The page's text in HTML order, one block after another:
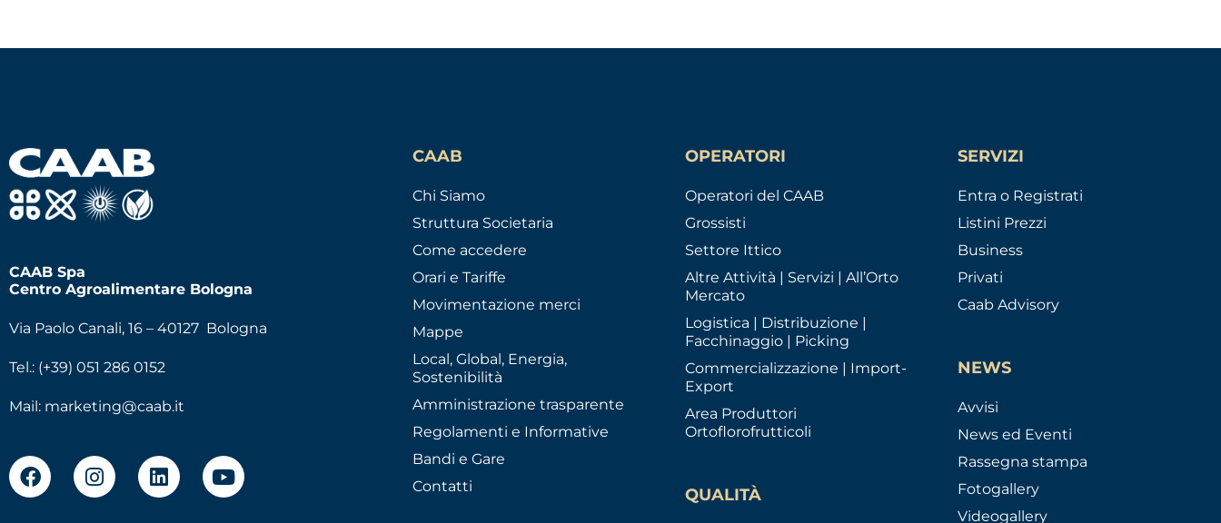
CAAB Spa
Centro Agroalimentare Bologna
Via Paolo Canali, 16 – 40127 Bologna
Tel.: (+39) 051 286 0152
Mail: marketing@caab.it
CAAB
Chi Siamo
Struttura Societaria
Come accedere
Orari e Tariffe
Movimentazione merci
Mappe
Local, Global, Energia,
Sostenibilità
Amministrazione trasparente
Regolamenti e Informative
Bandi e Gare
Contatti
OPERATORI
Operatori del CAAB
Grossisti
Settore Ittico
Altre Attività | Servizi | All’Orto
Mercato
Logistica | Distribuzione |
Facchinaggio | Picking
Commercializzazione | Import-
Export
Area Produttori
Ortoflorofrutticoli
QUALITÀ
SERVIZI
Entra o Registrati
Listini Prezzi
Business
Privati
Caab Advisory
NEWS
Avvisi
News ed Eventi
Rassegna stampa
Fotogallery
Videogallery